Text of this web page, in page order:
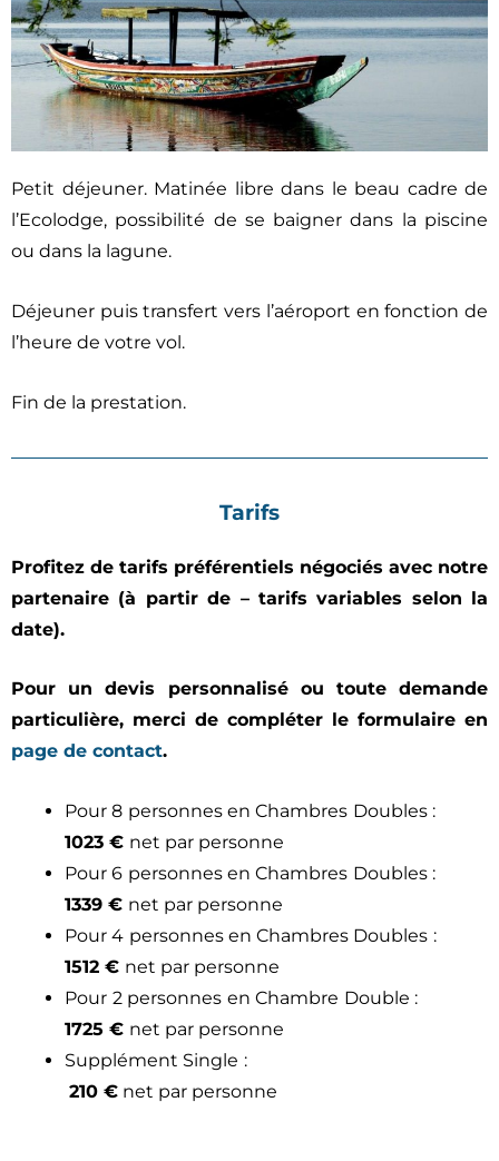
Petit déjeuner. Matinée libre dans le beau cadre de
l’Ecolodge, possibilité de se baigner dans la piscine
ou dans la lagune.
Déjeuner puis transfert vers l’aéroport en fonction de
l’heure de votre vol.
Fin de la prestation.
Tarifs
Profitez de tarifs préférentiels négociés avec notre
partenaire (à partir de – tarifs variables selon la
date).
Pour un devis personnalisé ou toute demande
particulière, merci de compléter le formulaire en
page de contact.
Pour 8 personnes en Chambres Doubles :
1023 € net par personne
Pour 6 personnes en Chambres Doubles :
1339 € net par personne
Pour 4 personnes en Chambres Doubles :
1512 € net par personne
Pour 2 personnes en Chambre Double :
1725 € net par personne
Supplément Single :
210 € net par personne